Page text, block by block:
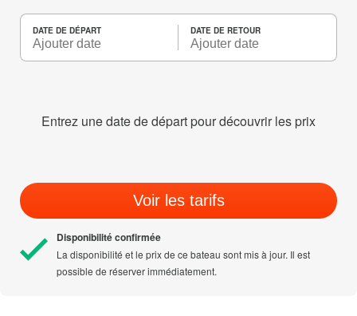
DATE DE DÉPART DATE DE RETOUR
Entrez une date de départ pour découvrir les prix
Voir les tarifs
Disponibilité confirmée
La disponibilité et le prix de ce bateau sont mis à jour. Il est
possible de réserver immédiatement.